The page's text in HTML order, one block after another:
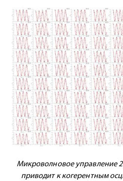
Микроволновое управление
приводит к когерентным